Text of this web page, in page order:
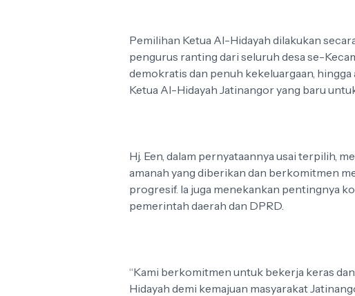
Pemilihan Ketua Al-Hidayah dilakukan
pengurus ranting dari seluruh desa se-
demokratis dan penuh kekeluargaan,
Ketua Al-Hidayah Jatinangor yang baru
Hj. Een, dalam pernyataannya usai terpilih,
amanah yang diberikan dan berkomitmen
progresif. Ia juga menekankan pentingnya
pemerintah daerah dan DPRD.
“Kami berkomitmen untuk bekerja keras
Hidayah demi kemajuan masyarakat